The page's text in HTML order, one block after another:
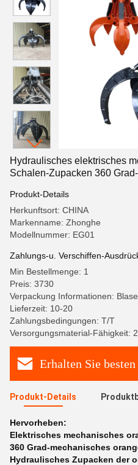
Hydraulisches elektrisches
Schalen-Zupacken 360
Produkt-Details
Herkunftsort: CHINA
Markenname: Zhonghe
Modellnummer: EG01
Zahlungs-u. Verschiffen-
Min Bestellmenge: 1
Preis: 3730
Verpackung Informationen: Blase
Lieferzeit: 10-20
Zahlungsbedingungen: T/T
Versorgungsmaterial-Fähigkeit:
Erhalten Sie besten
Produkt-Details
Hervorheben:
Elektrisches mechanisches
360 Grad-mechanisches
Hydraulisches Zupacken der